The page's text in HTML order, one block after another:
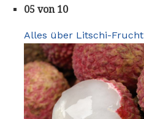
05 von 10
Alles über Litschi-Frucht